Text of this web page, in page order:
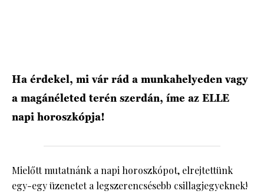
Ha érdekel, mi vár rád a munkahelyeden vagy
a magánéleted terén szerdán, íme az ELLE
napi horoszkópja!
Mielőtt mutatnánk a napi horoszkópot, elrejtettünk
egy-egy üzenetet a legszerencsésebb csillagjegyeknek!